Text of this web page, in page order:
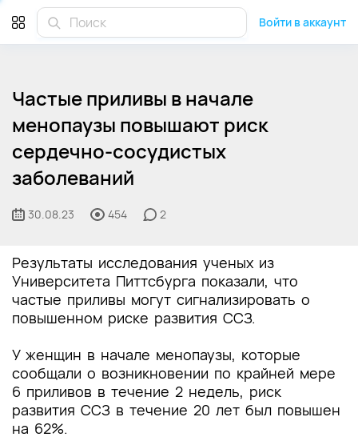
Войти в аккаунт
Частые приливы в начале
менопаузы повышают риск
сердечно-сосудистых
заболеваний
30.08.23 454 2
Результаты исследования ученых из
Университета Питтсбурга показали, что
частые приливы могут сигнализировать о
повышенном риске развития ССЗ.
У женщин в начале менопаузы, которые
сообщали о возникновении по крайней мере
6 приливов в течение 2 недель, риск
развития ССЗ в течение 20 лет был повышен
на 62%.